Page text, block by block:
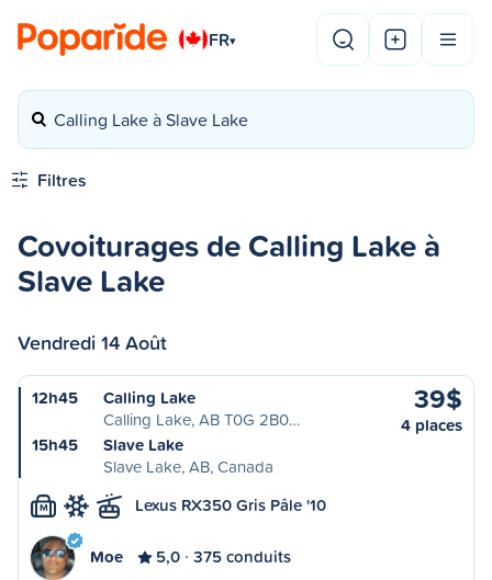
FR▾
Calling Lake à Slave Lake
Filtres
Covoiturages de Calling Lake à
Slave Lake
Vendredi 14 Août
12h45
Calling Lake
Calling Lake, AB T0G 2B0…
15h45
Slave Lake
Slave Lake, AB, Canada
39$
4 places
M Lexus RX350 Gris Pâle '10
Moe 5,0 375 conduits